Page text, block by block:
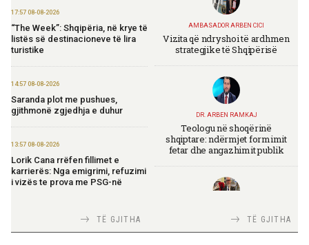
17:57 08-08-2026
“The Week”: Shqipëria, në krye të
listës së destinacioneve të lira
turistike
14:57 08-08-2026
Saranda plot me pushues,
gjithmonë zgjedhja e duhur
13:57 08-08-2026
Lorik Cana rrëfen fillimet e
karrierës: Nga emigrimi, refuzimi
i vizës te prova me PSG-në
Vijojnë punimet për Muzeun
TË GJITHA
AMBASADOR ARBEN CICI
Vizita që ndryshoi të ardhmen
strategjike të Shqipërisë
DR. ARBEN RAMKAJ
Teologu në shoqërinë
shqiptare: ndërmjet formimit
fetar dhe angazhimit publik
TIRANA DIPLOMATTË GJITHA